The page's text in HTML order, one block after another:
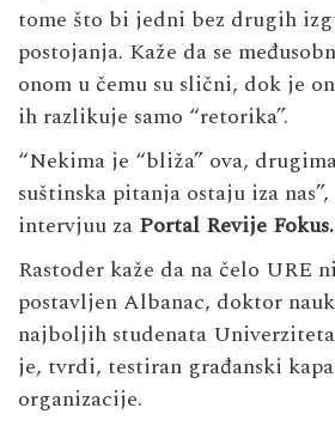
tome što bi jedni bez drugih
postojanja. Kaže da se
onom u čemu su slični, dok je
ih razlikuje samo “retorika”.
“Nekima je “bliža” ova,
suštinska pitanja ostaju iza
intervjuu za Portal Revije Fokus.
Rastoder kaže da na čelo URE
postavljen Albanac, doktor
najboljih studenata
je, tvrdi, testiran građanski
organizacije.